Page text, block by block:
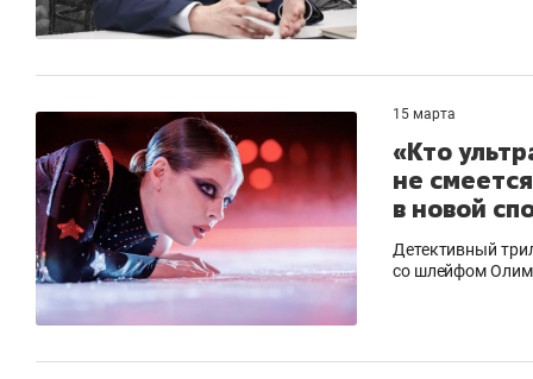
15 марта
«Кто
не
в новой
Детективный
со шлейфом